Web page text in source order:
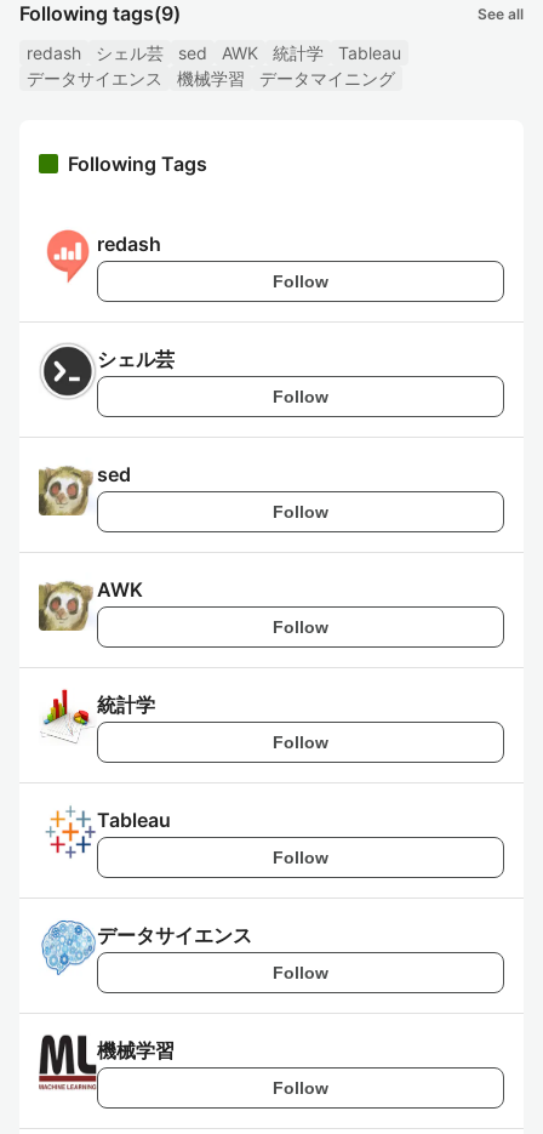
Following tags(9) See all
redash シェル芸 sed AWK 統計学
Tableau
データサイエンス
機械学習 データマイニング
Following Tags
redash
Follow
シェル芸
Follow
sed
Follow
AWK
Follow
統計学
Follow
Tableau
Follow
データサイエンス
Follow
機械学習
Follow